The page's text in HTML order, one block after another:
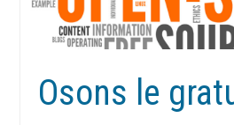
Osons le